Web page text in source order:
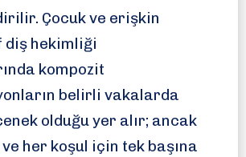
Çocuk ve erişkin
hekimliği
kompozit
belirli vakalarda
olduğu yer alır; ancak
her koşul için tek başına